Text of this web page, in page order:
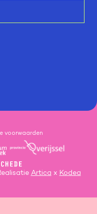
voorwaarden
Artica x Kodea